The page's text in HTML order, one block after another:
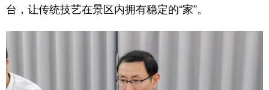
Español Français
日本語
台，让传统技艺在景区内拥有稳定的“家”。